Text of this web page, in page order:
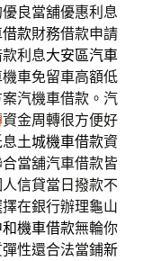
良當舖優惠利息
款財務借款申請
利息大安區汽車
車免留車高額低
汽機車借款。汽
資金周轉很方便好
土城機車借款資
當舖汽車借款皆
信貸當日撥款不
在銀行辦理龜山
和機車借款無輪你
性還合法當鋪新